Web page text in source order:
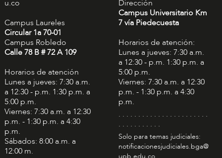
u.co
Campus Laureles
Circular 1a 70-01
Campus Robledo
Calle 78 B # 72 A 109
Horarios de atención
Lunes a jueves: 7:30 a.m.
a 12:30 - p.m. 1:30 p.m. a
5:00 p.m.
Viernes: 7:30 a.m. a 12:30
p.m. - 1:30 p.m. a 4:30
p.m.
Sábados: 8:00 a.m. a
12:00 m.
Dirección
Campus Universitario Km
7 vía Piedecuesta
Horarios de atención:
Lunes a jueves: 7:30 a.m.
a 12:30 - p.m. 1:30 p.m. a
5:00 p.m.
Viernes: 7:30 a.m. a 12:30
p.m. - 1:30 p.m. a 4:30
p.m.
. . . . . . . . . . . . . . . . . . . . . . .
. . . . . . . . . . .
Solo para temas judiciales:
notificacionesjudiciales.bga@
upb.edu.co